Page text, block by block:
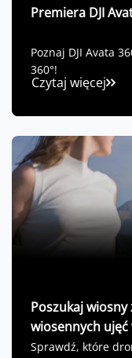
Premiera DJI
Poznaj DJI Avata
360°!
Czytaj więcej
Poszukaj wiosny
wiosennych ujęć
Sprawdź, które